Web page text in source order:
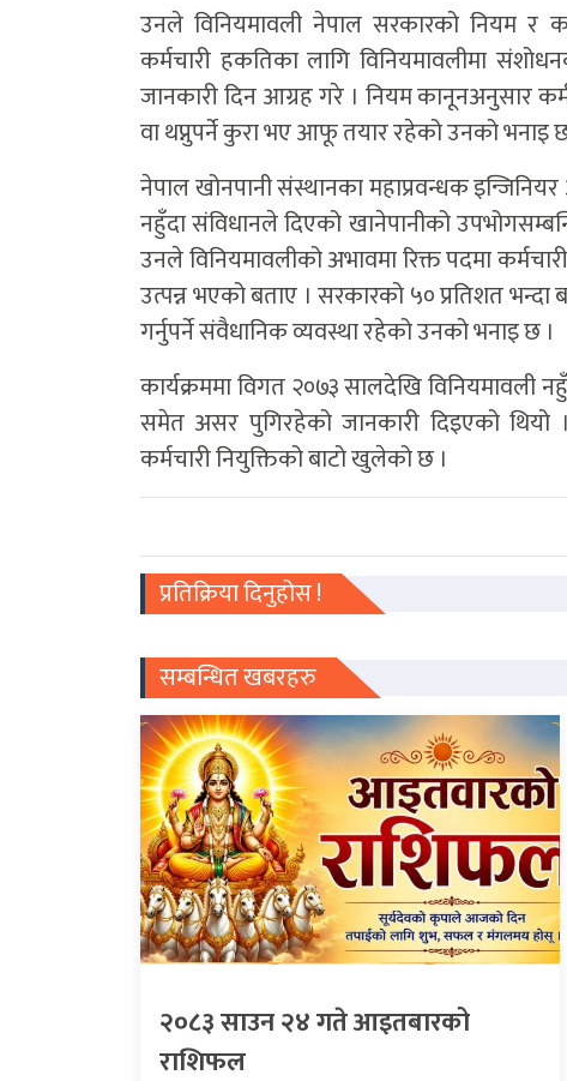
उनले विनियमावली नेपाल सरकारको नियम र
कर्मचारी हकतिका लागि विनियमावलीमा
जानकारी दिन आग्रह गरे । नियम कानूनअनुसार
वा थप्नुपर्ने कुरा भए आफू तयार रहेको उनको भनाइ
नेपाल खोनपानी संस्थानका महाप्रवन्धक
नहुँदा संविधानले दिएको खानेपानीको
उनले विनियमावलीको अभावमा रिक्त पदमा
उत्पन्न भएको बताए । सरकारको ५० प्रतिशत
गर्नुपर्ने संवैधानिक व्यवस्था रहेको उनको भनाइ छ ।
कार्यक्रममा विगत २०७३ सालदेखि विनियमावली
समेत असर पुगिरहेको जानकारी दिइएको थियो
कर्मचारी नियुक्तिको बाटो खुलेको छ ।
प्रतिक्रिया दिनुहोस !
सम्बन्धित खबरहरु
२०८३ साउन २४ गते आइतबारको
राशिफल